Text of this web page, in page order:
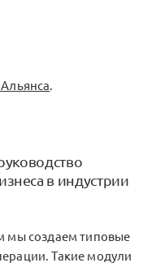
.
в индустрии
мы создаем типовые
Такие модули